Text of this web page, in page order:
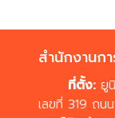
สำนักงานก
ที่ตั้ง: ยู
เลขที่ 319 ถ